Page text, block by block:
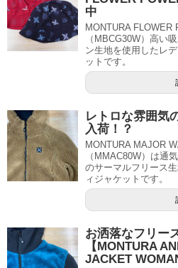
中
MONTURA FLOWER
（MBCG30W）高い
ン生地を使用したレ
ットです。
レトロな雰囲気
入荷！？
MONTURA MAJOR
（MMAC80W）は通
のサーマルフリース
ィジャケットです。
お洒落なフリー
【MONTURA
JACKET